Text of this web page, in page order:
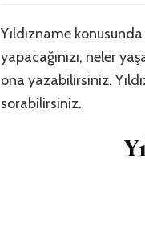
Yıldızname
yapacağınızı, neler
ona yazabilirsiniz.
sorabilirsiniz.